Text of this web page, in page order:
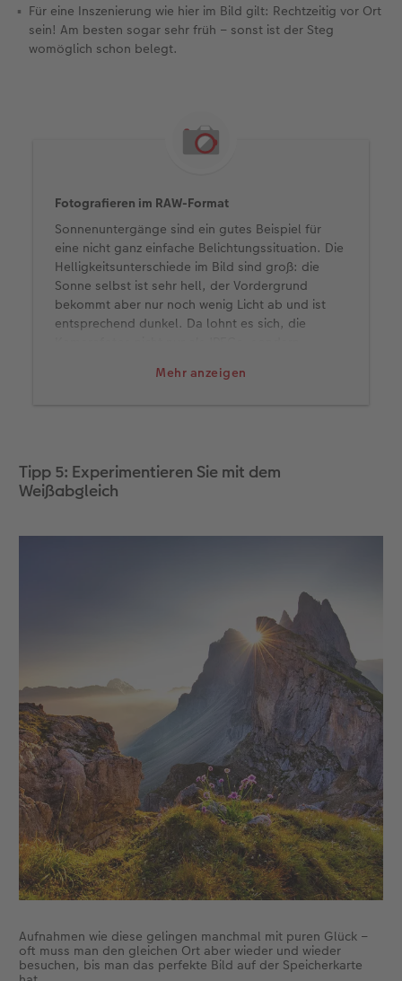
Für eine Inszenierung wie hier im Bild gilt: Rechtzeitig vor Ort
sein! Am besten sogar sehr früh – sonst ist der Steg
womöglich schon belegt.
Mehr anzeigen
Fotografieren im RAW-Format
Sonnenuntergänge sind ein gutes Beispiel für
eine nicht ganz einfache Belichtungssituation. Die
Helligkeitsunterschiede im Bild sind groß: die
Sonne selbst ist sehr hell, der Vordergrund
bekommt aber nur noch wenig Licht ab und ist
entsprechend dunkel. Da lohnt es sich, die
lassen. So haben Sie später mehr Flexibilität bei
und Schatten (besonders dunkle Bereiche des
Fotos) ziehen kann. So ist ein Aufhellen oder
Tipp 5: Experimentieren Sie mit dem
Weißabgleich
Aufnahmen wie diese gelingen manchmal mit puren Glück –
oft muss man den gleichen Ort aber wieder und wieder
besuchen, bis man das perfekte Bild auf der Speicherkarte